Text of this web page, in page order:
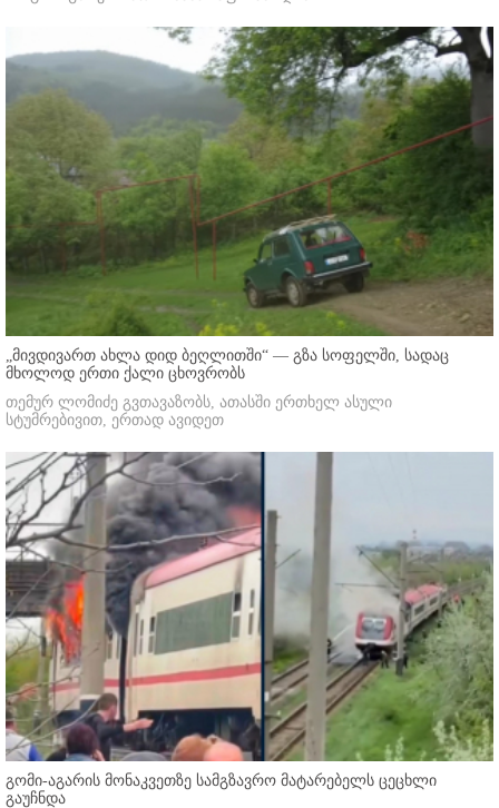
„მივდივართ ახლა დიდ ბეღლითში“ — გზა სოფელში, სადაც
მხოლოდ ერთი ქალი ცხოვრობს
თემურ ლომიძე გვთავაზობს, ათასში ერთხელ ასული
სტუმრებივით, ერთად ავიდეთ
გომი-აგარის მონაკვეთზე სამგზავრო მატარებელს ცეცხლი
გაუჩნდა